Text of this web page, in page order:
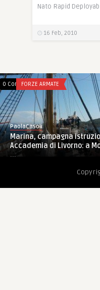
Nato Rapid
16 Feb, 2010
0 CommentsFORZE ARMATE
PaolaCasoli
Marina, campagna
Accademia di Livorno: a
...